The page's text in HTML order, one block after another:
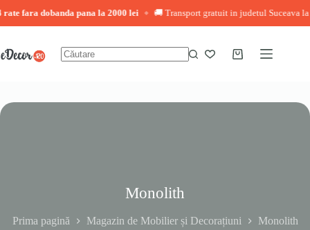
fara dobanda pana la 2000 lei ◆ 🚚 Transport gratuit in judetul Suceava la
conținut
Coș
Monolith
Prima pagină Magazin de Mobilier și Decorațiuni Monolith